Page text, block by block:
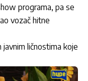
programa, pa se
vozač hitne
ličnostima koje